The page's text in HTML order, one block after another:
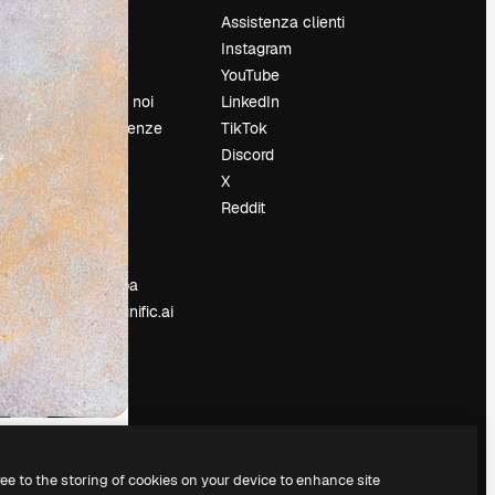
Prezzi
Chi siamo
Recensioni
Lavora con noi
Cerca tendenze
Blog
Eventi
Slidesgo
Vendi i tuoi
contenuti
Sala stampa
Cerchi magnific.ai
Assistenza clienti
Instagram
YouTube
LinkedIn
TikTok
Discord
X
Reddit
to the storing of cookies on your device to enhance site